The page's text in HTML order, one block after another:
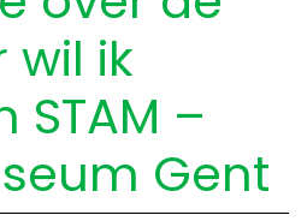
wil ik
STAM –
Gent